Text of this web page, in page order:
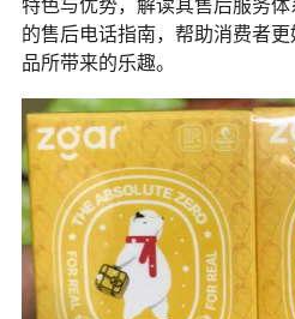
特色与优势，解读其售后服务
的售后电话指南，帮助消费者
品所带来的乐趣。